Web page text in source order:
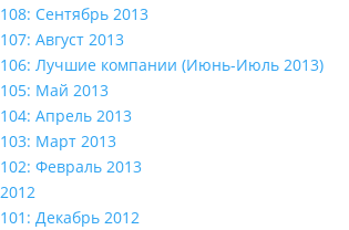
108: Сентябрь 2013
107: Август 2013
106: Лучшие компании (Июнь-Июль 2013)
105: Май 2013
104: Апрель 2013
103: Март 2013
102: Февраль 2013
2012
101: Декабрь 2012